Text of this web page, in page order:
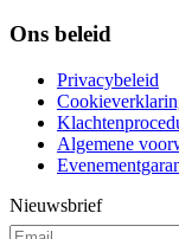
Ons beleid
Privacybeleid
Algemene
Nieuwsbrief